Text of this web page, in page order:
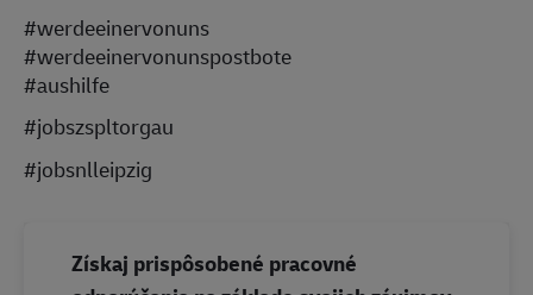
#werdeeinervonuns
#werdeeinervonunspostbote
#aushilfe
#jobszspltorgau
#jobsnlleipzig
Získaj prispôsobené pracovné